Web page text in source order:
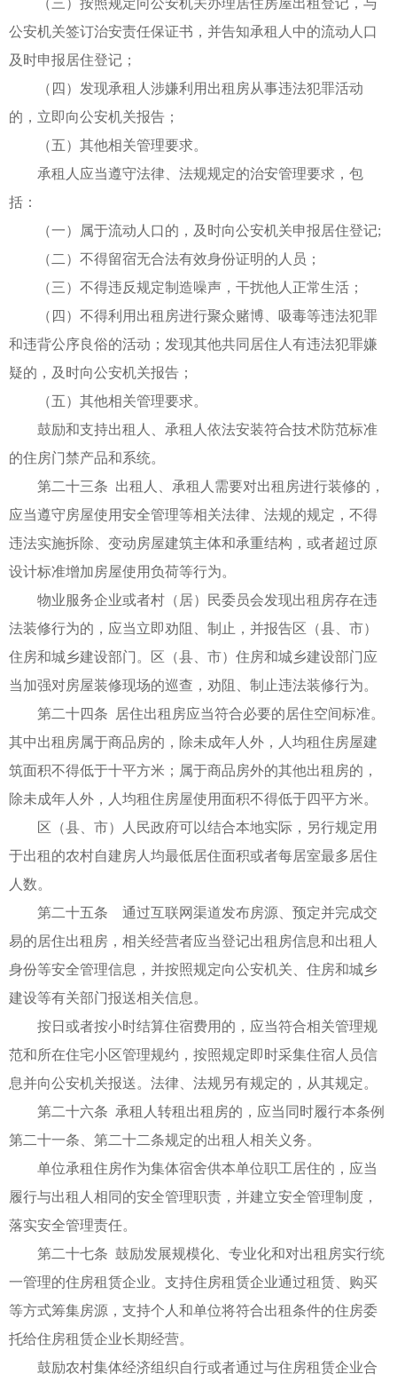
（三）按照规定向公安机关办理居住房屋出租登记，与
公安机关签订治安责任保证书，并告知承租人中的流动人口
及时申报居住登记；
（四）发现承租人涉嫌利用出租房从事违法犯罪活动
的，立即向公安机关报告；
（五）其他相关管理要求。
承租人应当遵守法律、法规规定的治安管理要求，包
括：
（一）属于流动人口的，及时向公安机关申报居住登记;
（二）不得留宿无合法有效身份证明的人员；
（三）不得违反规定制造噪声，干扰他人正常生活；
（四）不得利用出租房进行聚众赌博、吸毒等违法犯罪
和违背公序良俗的活动；发现其他共同居住人有违法犯罪嫌
疑的，及时向公安机关报告；
（五）其他相关管理要求。
鼓励和支持出租人、承租人依法安装符合技术防范标准
的住房门禁产品和系统。
第二十三条 出租人、承租人需要对出租房进行装修的，
应当遵守房屋使用安全管理等相关法律、法规的规定，不得
违法实施拆除、变动房屋建筑主体和承重结构，或者超过原
设计标准增加房屋使用负荷等行为。
物业服务企业或者村（居）民委员会发现出租房存在违
法装修行为的，应当立即劝阻、制止，并报告区（县、市）
住房和城乡建设部门。区（县、市）住房和城乡建设部门应
当加强对房屋装修现场的巡查，劝阻、制止违法装修行为。
第二十四条 居住出租房应当符合必要的居住空间标准。
其中出租房属于商品房的，除未成年人外，人均租住房屋建
筑面积不得低于十平方米；属于商品房外的其他出租房的，
除未成年人外，人均租住房屋使用面积不得低于四平方米。
区（县、市）人民政府可以结合本地实际，另行规定用
于出租的农村自建房人均最低居住面积或者每居室最多居住
人数。
第二十五条 通过互联网渠道发布房源、预定并完成交
易的居住出租房，相关经营者应当登记出租房信息和出租人
身份等安全管理信息，并按照规定向公安机关、住房和城乡
建设等有关部门报送相关信息。
按日或者按小时结算住宿费用的，应当符合相关管理规
范和所在住宅小区管理规约，按照规定即时采集住宿人员信
息并向公安机关报送。法律、法规另有规定的，从其规定。
第二十六条 承租人转租出租房的，应当同时履行本条例
第二十一条、第二十二条规定的出租人相关义务。
单位承租住房作为集体宿舍供本单位职工居住的，应当
履行与出租人相同的安全管理职责，并建立安全管理制度，
落实安全管理责任。
第二十七条 鼓励发展规模化、专业化和对出租房实行统
一管理的住房租赁企业。支持住房租赁企业通过租赁、购买
等方式筹集房源，支持个人和单位将符合出租条件的住房委
托给住房租赁企业长期经营。
鼓励农村集体经济组织自行或者通过与住房租赁企业合